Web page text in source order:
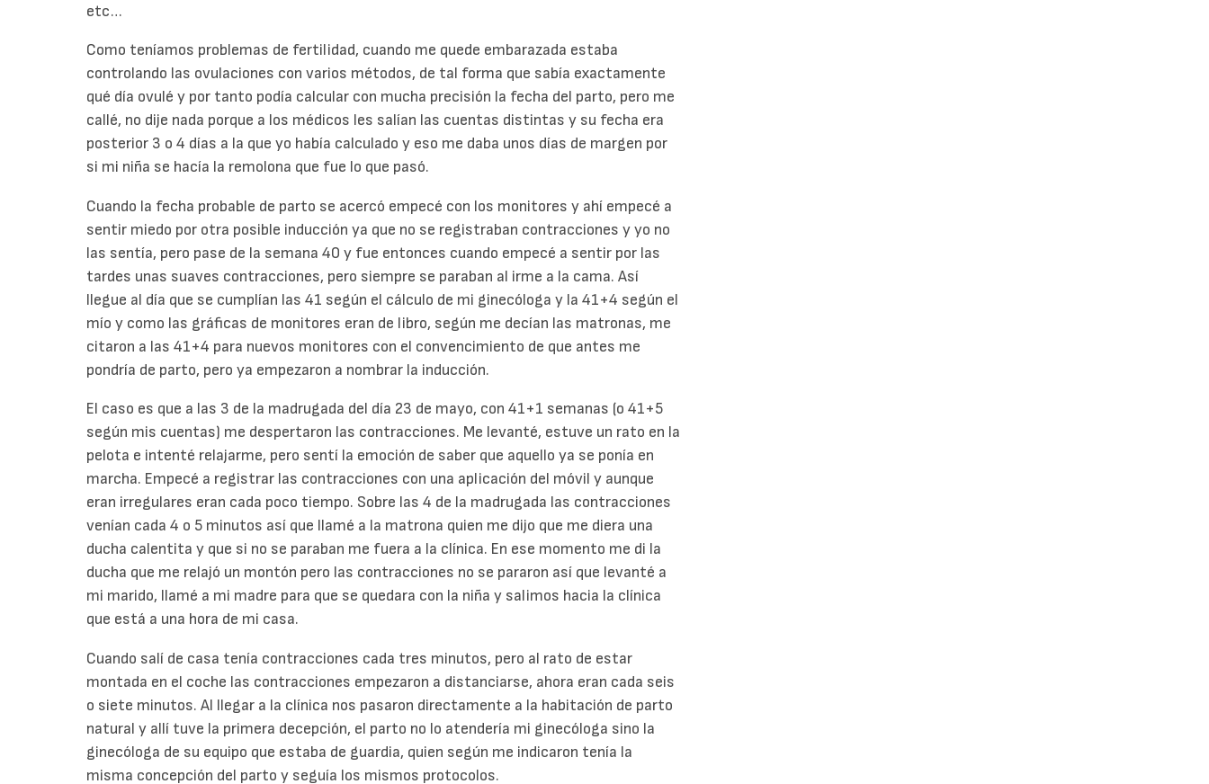
etc…
Como teníamos problemas de fertilidad, cuando me quede embarazada estaba
controlando las ovulaciones con varios métodos, de tal forma que sabía exactamente
qué día ovulé y por tanto podía calcular con mucha precisión la fecha del parto, pero me
callé, no dije nada porque a los médicos les salían las cuentas distintas y su fecha era
posterior 3 o 4 días a la que yo había calculado y eso me daba unos días de margen por
si mi niña se hacía la remolona que fue lo que pasó.
Cuando la fecha probable de parto se acercó empecé con los monitores y ahí empecé a
sentir miedo por otra posible inducción ya que no se registraban contracciones y yo no
las sentía, pero pase de la semana 40 y fue entonces cuando empecé a sentir por las
tardes unas suaves contracciones, pero siempre se paraban al irme a la cama. Así
llegue al día que se cumplían las 41 según el cálculo de mi ginecóloga y la 41+4 según el
mío y como las gráficas de monitores eran de libro, según me decían las matronas, me
citaron a las 41+4 para nuevos monitores con el convencimiento de que antes me
pondría de parto, pero ya empezaron a nombrar la inducción.
El caso es que a las 3 de la madrugada del día 23 de mayo, con 41+1 semanas (o 41+5
según mis cuentas) me despertaron las contracciones. Me levanté, estuve un rato en la
pelota e intenté relajarme, pero sentí la emoción de saber que aquello ya se ponía en
marcha. Empecé a registrar las contracciones con una aplicación del móvil y aunque
eran irregulares eran cada poco tiempo. Sobre las 4 de la madrugada las contracciones
venían cada 4 o 5 minutos así que llamé a la matrona quien me dijo que me diera una
ducha calentita y que si no se paraban me fuera a la clínica. En ese momento me di la
ducha que me relajó un montón pero las contracciones no se pararon así que levanté a
mi marido, llamé a mi madre para que se quedara con la niña y salimos hacia la clínica
que está a una hora de mi casa.
Cuando salí de casa tenía contracciones cada tres minutos, pero al rato de estar
montada en el coche las contracciones empezaron a distanciarse, ahora eran cada seis
o siete minutos. Al llegar a la clínica nos pasaron directamente a la habitación de parto
natural y allí tuve la primera decepción, el parto no lo atendería mi ginecóloga sino la
ginecóloga de su equipo que estaba de guardia, quien según me indicaron tenía la
misma concepción del parto y seguía los mismos protocolos.